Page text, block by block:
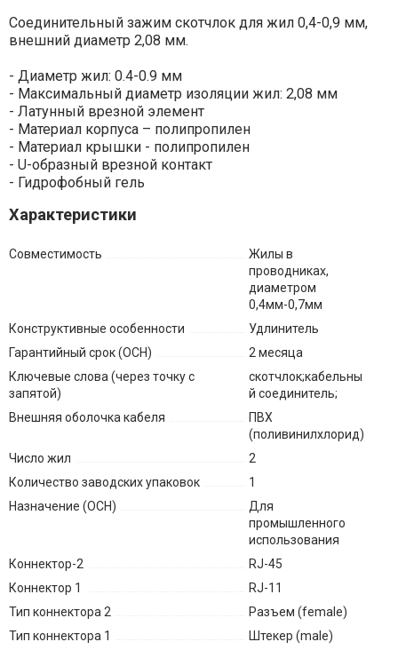
Соединительный зажим скотчлок для жил 0,4-0,9 мм,
внешний диаметр 2,08 мм.
- Диаметр жил: 0.4-0.9 мм
- Максимальный диаметр изоляции жил: 2,08 мм
- Латунный врезной элемент
- Материал корпуса – полипропилен
- Материал крышки - полипропилен
- U-образный врезной контакт
- Гидрофобный гель
Характеристики
Совместимость
Жилы в
проводниках,
диаметром
0,4мм-0,7мм
Конструктивные особенности
Удлинитель
Гарантийный срок (ОСН)
2 месяца
Ключевые слова (через точку с
запятой)
скотчлок;кабельны
й соединитель;
Внешняя оболочка кабеля
ПВХ
(поливинилхлорид)
Число жил
2
Количество заводских упаковок
1
Назначение (ОСН)
Для
промышленного
использования
Коннектор-2
RJ-45
Коннектор 1
RJ-11
Тип коннектора 2
Разъем (female)
Тип коннектора 1
Штекер (male)